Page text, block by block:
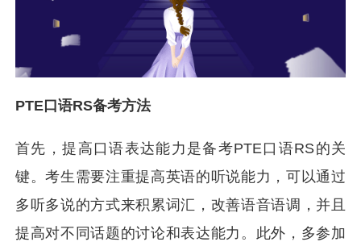
PTE口语RS备考方法
首先，提高口语表达能力是备考PTE口语RS的关
键。考生需要注重提高英语的听说能力，可以通过
多听多说的方式来积累词汇，改善语音语调，并且
提高对不同话题的讨论和表达能力。此外，多参加